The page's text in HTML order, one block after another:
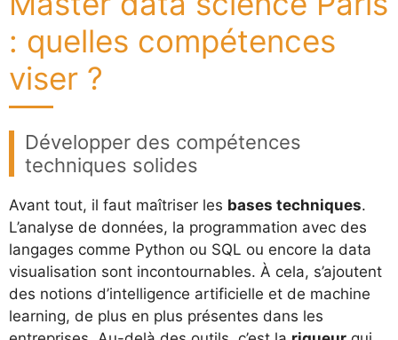
: quelles compétences
viser ?
Développer des compétences
techniques solides
Avant tout, il faut maîtriser les bases techniques.
L’analyse de données, la programmation avec des
langages comme Python ou SQL ou encore la data
visualisation sont incontournables. À cela, s’ajoutent
des notions d’intelligence artificielle et de machine
learning, de plus en plus présentes dans les